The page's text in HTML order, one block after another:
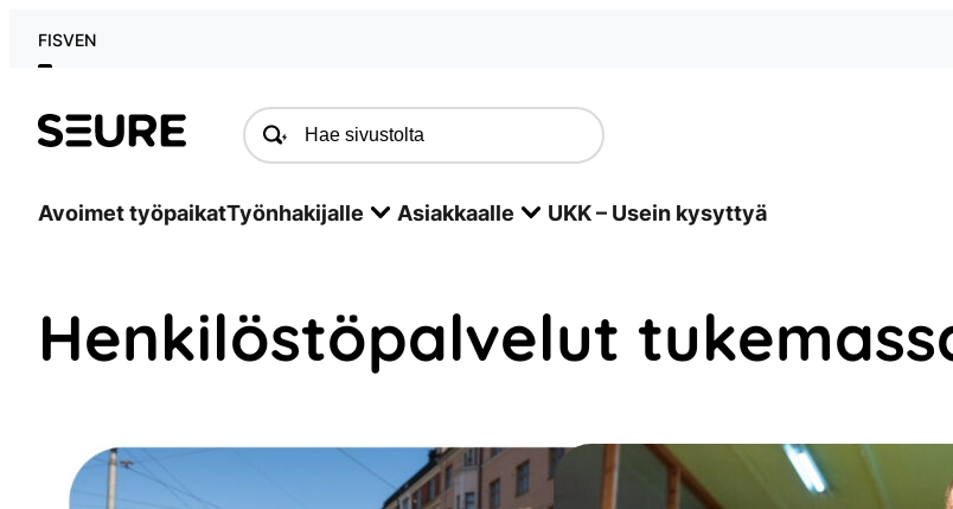
FISVEN
Seure
Avoimet työpaikatTyönhakijalle Asiakkaalle UKK – Usein kysyttyä
Henkilöstöpalvelut